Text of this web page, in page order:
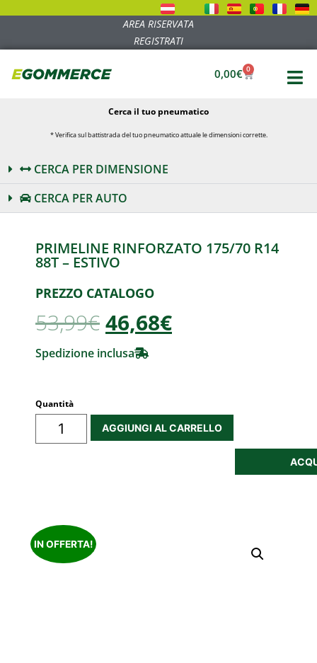
AREA RISERVATA
REGISTRATI
0,00€ 0
Cerca il tuo pneumatico
* Verifica sul battistrada del tuo pneumatico attuale le dimensioni corrette.
CERCA PER DIMENSIONE
CERCA PER AUTO
PRIMELINE RINFORZATO 175/70 R14
88T – ESTIVO
PREZZO CATALOGO
53,99€46,68€
Spedizione inclusa
Quantità
AGGIUNGI AL CARRELLO
IN OFFERTA!